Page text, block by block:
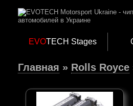
EVOTECH Stages
Главная » Rolls Royce